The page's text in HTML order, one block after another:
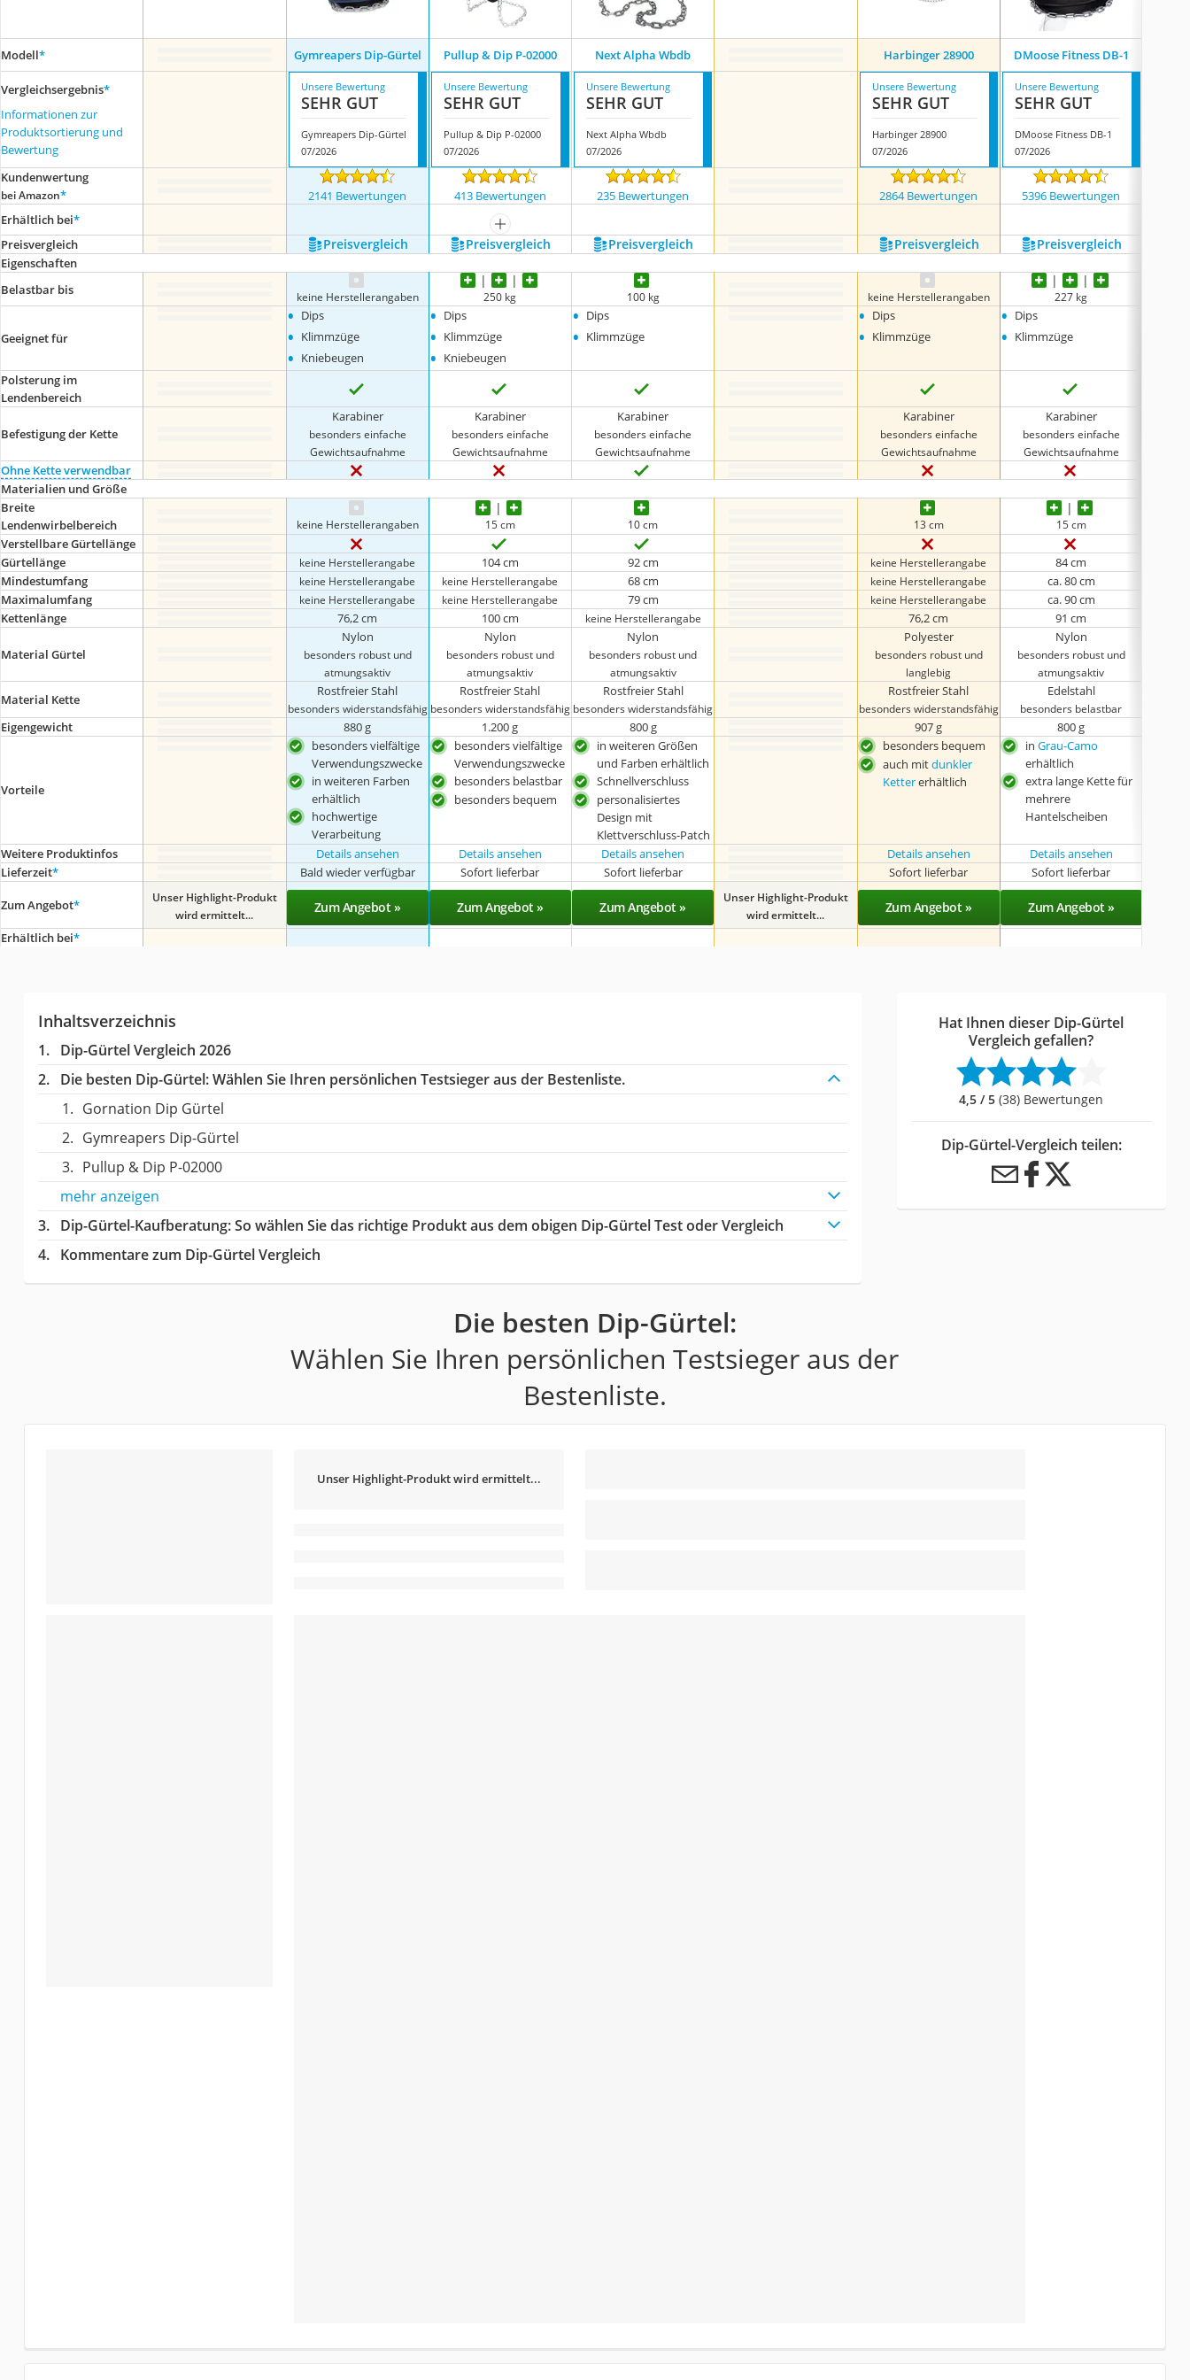
Modell* Gymreapers Dip-Gürtel Pullup & Dip ‎P-02000 Next Alpha Wbdb Harbinger 28900 DMoose Fitness DB-1
Vergleichsergebnis*
Informationen zur
Produktsortierung und
Bewertung
Unsere Bewertung
SEHR GUT
Gymreapers Dip-Gürtel
07/2026
Unsere Bewertung
SEHR GUT
Pullup & Dip ‎P-02000
07/2026
Unsere Bewertung
SEHR GUT
Next Alpha Wbdb
07/2026
Unsere Bewertung
SEHR GUT
Harbinger 28900
07/2026
Unsere Bewertung
SEHR GUT
DMoose Fitness DB-1
07/2026
Kundenwertung
bei Amazon* 2141 Bewertungen 413 Bewertungen 235 Bewertungen 2864 Bewertungen 5396 Bewertungen
Erhältlich bei*
mehr anzeigen
Preis­vergleich
Preis­vergleich Preis­vergleich Preis­vergleich Preis­vergleich Preis­vergleich
Eigenschaften
Belastbar bis
keine Herstellerangaben 250 kg 100 kg keine Herstellerangaben 227 kg
Geeignet für
• Dips
• Klimmzüge
• Kniebeugen
• Dips
• Klimmzüge
• Kniebeugen
• Dips
• Klimmzüge
• Dips
• Klimmzüge
• Dips
• Klimmzüge
Polsterung im
Lendenbereich
Befestigung der Kette
Karabiner
besonders einfache
Gewichtsaufnahme
Karabiner
besonders einfache
Gewichtsaufnahme
Karabiner
besonders einfache
Gewichtsaufnahme
Karabiner
besonders einfache
Gewichtsaufnahme
Karabiner
besonders einfache
Gewichtsaufnahme
Ohne Kette verwendbar
Materialien und Größe
Breite
Lendenwirbelbereich
keine Herstellerangaben 15 cm 10 cm 13 cm 15 cm
Verstellbare Gürtellänge
Gürtellänge
keine Herstellerangabe 104 cm 92 cm keine Herstellerangabe
84 cm
Mindestumfang
keine Herstellerangabe keine Herstellerangabe 68 cm keine Herstellerangabe
ca. 80 cm
Maximalumfang
keine Herstellerangabe keine Herstellerangabe 79 cm keine Herstellerangabe ca. 90 cm
Kettenlänge 76,2 cm 100 cm keine Herstellerangabe 76,2 cm 91 cm
Material Gürtel
Nylon
besonders robust und
atmungsaktiv
Nylon
besonders robust und
atmungsaktiv
Nylon
besonders robust und
atmungsaktiv
Polyester
besonders robust und
langlebig
Nylon
besonders robust und
atmungsaktiv
Material Kette
Rostfreier Stahl
besonders widerstandsfähig
Rostfreier Stahl
besonders widerstandsfähig
Rostfreier Stahl
besonders widerstandsfähig
Rostfreier Stahl
besonders widerstandsfähig
Edelstahl
besonders belastbar
Eigengewicht 880 g 1.200 g 800 g 907 g 800 g
Vorteile
besonders vielfältige
Verwendungszwecke
in weiteren Farben
erhältlich
hochwertige
Verarbeitung
besonders vielfältige
Verwendungszwecke
besonders belastbar
besonders bequem
in weiteren Größen
und Farben erhältlich
Schnellverschluss
personalisiertes
Design mit
Klettverschluss-Patch
besonders bequem
auch mitdunkler
Kettererhältlich
in Grau-Camo
erhältlich
extra lange Kette für
mehrere
Hantelscheiben
Weitere Produktinfos Details ansehen Details ansehen Details ansehen Details ansehen Details ansehen
Lieferzeit* Bald wieder verfügbar Sofort lieferbar Sofort lieferbar Sofort lieferbar Sofort lieferbar
Zum Angebot*
Unser Highlight-Produkt
wird ermittelt...
Zum Angebot » Zum Angebot » Zum Angebot »
Unser Highlight-Produkt
wird ermittelt...
Zum Angebot » Zum Angebot »
Erhältlich bei*
Inhaltsverzeichnis
Dip-Gürtel Vergleich 2026
Die besten Dip-Gürtel:Wählen Sie Ihren persönlichen Testsieger aus der Bestenliste.
Gornation ‎Dip Gürtel
Gymreapers Dip-Gürtel
Pullup & Dip ‎P-02000
mehr anzeigen
Dip-Gürtel-Kaufberatung: So wählen Sie das richtige Produkt aus dem obigen Dip-Gürtel Test oder Vergleich
Kommentare zum Dip-Gürtel Vergleich
Hat Ihnen dieser Dip-Gürtel
Vergleich gefallen?
4,5 / 5 (38) Bewertungen
Dip-Gürtel-Vergleich teilen:
Die besten Dip-Gürtel:
Wählen Sie Ihren persönlichen Testsieger aus der
Bestenliste.
Unser Highlight-Produkt wird ermittelt...